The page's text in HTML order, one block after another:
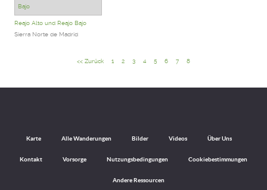
Reajo Alto und Reajo Bajo
Sierra Norte de Madrid
<< Zurück 1 2 3 4 5 6 7 8
Karte Alle Wanderungen Bilder Videos Über Uns
Kontakt Vorsorge Nutzungsbedingungen Cookiebestimmungen
Andere Ressourcen